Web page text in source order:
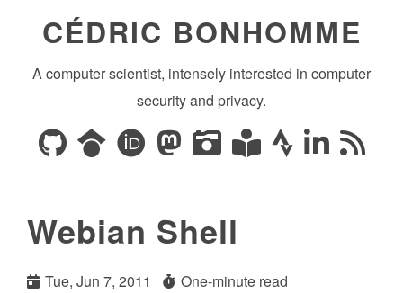
CÉDRIC BONHOMME
A computer scientist, intensely interested in computer
security and privacy.
Webian Shell
Tue, Jun 7, 2011 One-minute read